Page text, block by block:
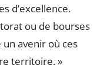
d’excellence.
ou de bourses
avenir où ces
territoire. »